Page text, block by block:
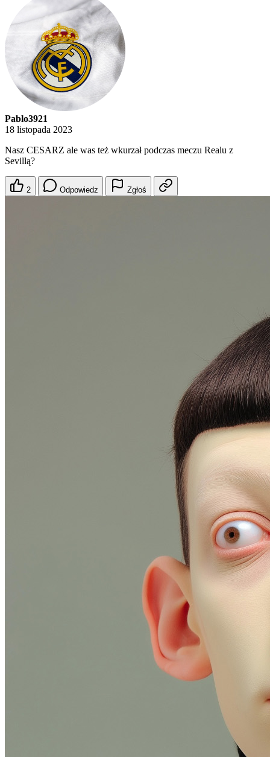
Pablo3921
18 listopada 2023
Nasz CESARZ ale was też wkurzał podczas meczu Realu z
Sevillą?
2 Odpowiedz Zgłoś